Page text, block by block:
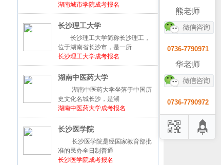
湖南城市学院成考报名
长沙理工大学
长沙理工大学简称长沙理工，
位于湖南省长沙市，是一所
长沙理工大学成考报名
湖南中医药大学
湖南中医药大学坐落于中国历
史文化名城长沙，是湖
湖南中医药大学成考报名
长沙医学院
长沙医学院是经国家教育部批
准的民办全日制普通
长沙医学院成考报名
熊老师
0736-7790971
华老师
0736-7790972